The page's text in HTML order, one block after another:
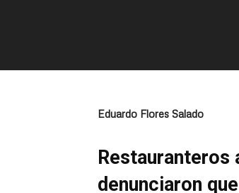
Eduardo Flores Salado
Restauranteros
denunciaron